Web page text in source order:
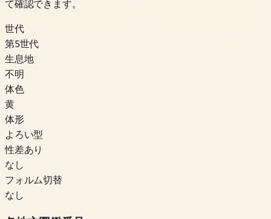
て確認できます。
世代
第5世代
生息地
不明
体色
黄
体形
よろい型
性差あり
なし
フォルム切替
なし